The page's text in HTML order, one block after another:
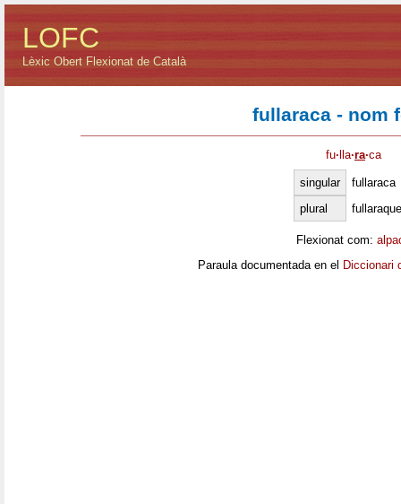
LOFC
Lèxic Obert Flexionat de Català
fullaraca - nom
fu· lla·ra·ca
singular
fullaraca
plural
Flexionat com:
Paraula documentada en el Diccionari